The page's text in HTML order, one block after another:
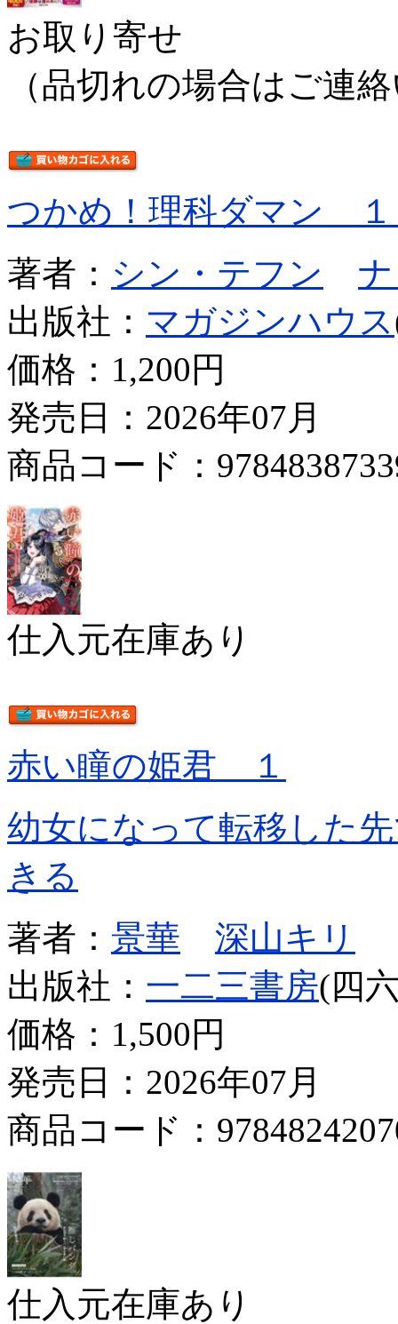
お取り寄せ
（品切れの場合はご連
つかめ！理科ダマン
著者： シン・テフン
出版社： マガジンハウス
価格： 1,200円
発売日：2026年07月
商品コード：
仕入元在庫あり
赤い瞳の姫君 １
幼女になって転移した
きる
著者： 景華
深山キリ
出版社： 一二三書房(四
価格： 1,500円
発売日：2026年07月
商品コード：
仕入元在庫あり